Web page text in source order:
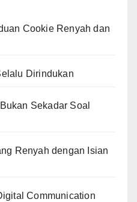
Cookie Renyah dan
Dirindukan
Sekadar Soal
Renyah dengan Isian
Communication